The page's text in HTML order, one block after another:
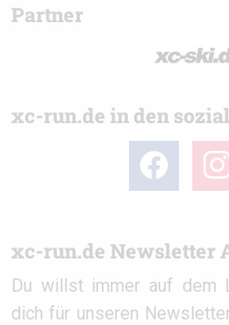
Partner
xc-run.de in den
facebook
xc-run.de Newsletter
Du willst immer auf dem
dich für unseren